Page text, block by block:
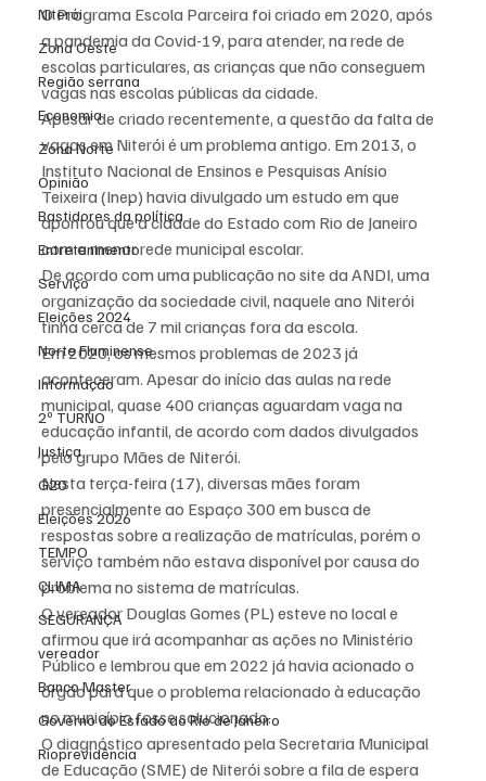
Niterói
Zona Oeste
Região serrana
Economia
Zona Norte
Opinião
Bastidores da política
Entretenimento
Serviço
Eleições 2024
Norte Fluminense
Informação
2º TURNO
Justiça
G20
Eleições 2026
TEMPO
CLIMA
SEGURANÇA
vereador
Banco Master
Governo do Estado do Rio de Janeiro
Rioprevidência
O Programa Escola Parceira foi criado em 2020, após
a pandemia da Covid-19, para atender, na rede de
escolas particulares, as crianças que não conseguem
vagas nas escolas públicas da cidade.
Apesar de criado recentemente, a questão da falta de
vagas em Niterói é um problema antigo. Em 2013, o
Instituto Nacional de Ensinos e Pesquisas Anísio
Teixeira (Inep) havia divulgado um estudo em que
apontou que a cidade do Estado com Rio de Janeiro
com a menor rede municipal escolar.
De acordo com uma publicação no site da ANDI, uma
organização da sociedade civil, naquele ano Niterói
tinha cerca de 7 mil crianças fora da escola.
Em 2020, os mesmos problemas de 2023 já
aconteceram. Apesar do início das aulas na rede
municipal, quase 400 crianças aguardam vaga na
educação infantil, de acordo com dados divulgados
pelo grupo Mães de Niterói.
Nesta terça-feira (17), diversas mães foram
presencialmente ao Espaço 300 em busca de
respostas sobre a realização de matrículas, porém o
serviço também não estava disponível por causa do
problema no sistema de matrículas.
O vereador Douglas Gomes (PL) esteve no local e
afirmou que irá acompanhar as ações no Ministério
Público e lembrou que em 2022 já havia acionado o
órgão para que o problema relacionado à educação
no município fosse solucionado.
O diagnóstico apresentado pela Secretaria Municipal
de Educação (SME) de Niterói sobre a fila de espera